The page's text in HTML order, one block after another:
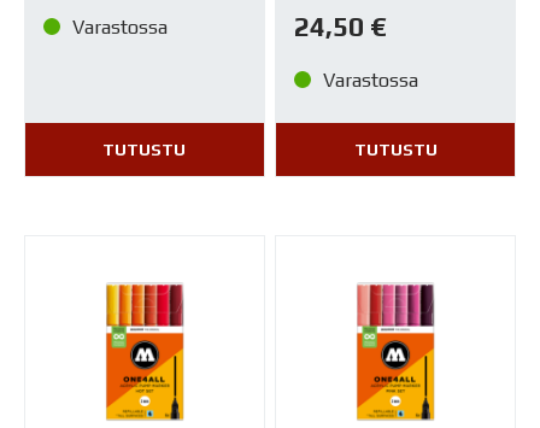
Varastossa
TUTUSTU
24,50 €
Varastossa
TUTUSTU